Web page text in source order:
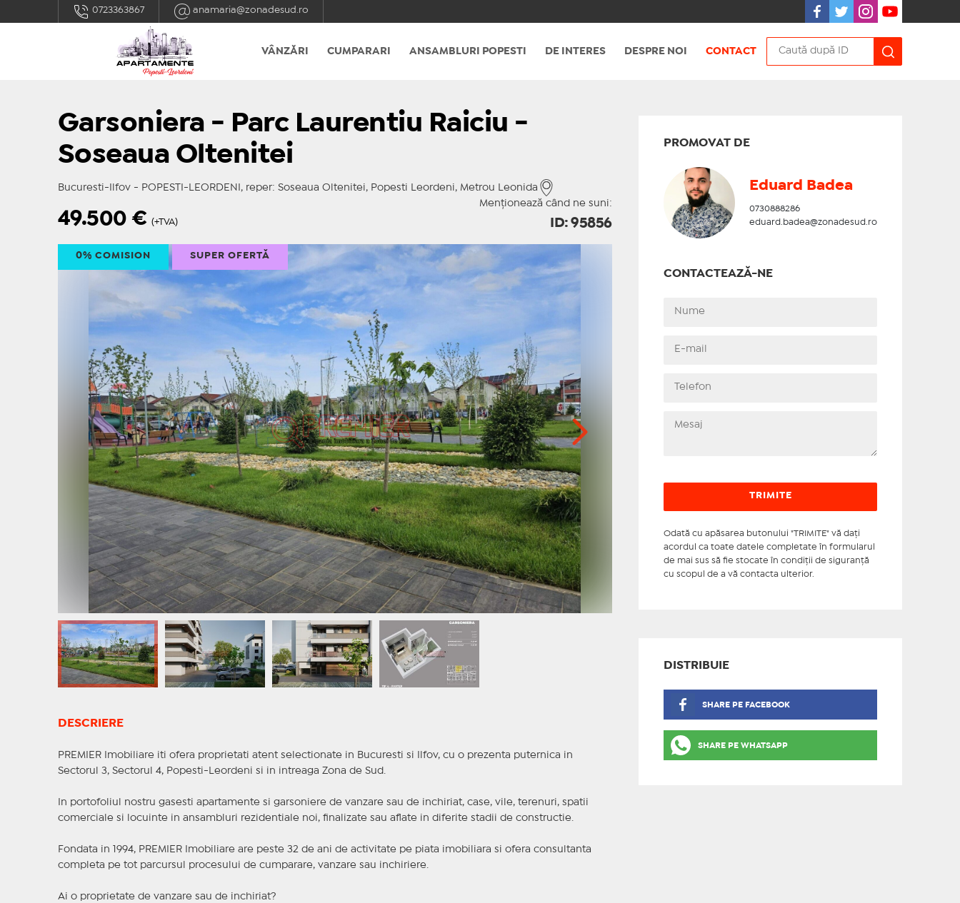
0723363867 anamaria@zonadesud.ro
VÂNZĂRI CUMPARARI ANSAMBLURI POPESTI DE INTERES DESPRE NOI CONTACT
Garsoniera - Parc Laurentiu Raiciu -
Soseaua Oltenitei
Bucuresti-Ilfov - POPESTI-LEORDENI, reper: Soseaua Oltenitei, Popesti Leordeni, Metrou Leonida
Menționează când ne suni:
49.500€ (+TVA) ID: 95856
0% COMISION SUPER OFERTĂ
DESCRIERE
PREMIER Imobiliare iti ofera proprietati atent selectionate in Bucuresti si Ilfov, cu o prezenta puternica in
Sectorul 3, Sectorul 4, Popesti-Leordeni si in intreaga Zona de Sud.
In portofoliul nostru gasesti apartamente si garsoniere de vanzare sau de inchiriat, case, vile, terenuri, spatii
comerciale si locuinte in ansambluri rezidentiale noi, finalizate sau aflate in diferite stadii de constructie.
Fondata in 1994, PREMIER Imobiliare are peste 32 de ani de activitate pe piata imobiliara si ofera consultanta
completa pe tot parcursul procesului de cumparare, vanzare sau inchiriere.
Ai o proprietate de vanzare sau de inchiriat?
PROMOVAT DE
Eduard Badea
0730888286
eduard.badea@zonadesud.ro
CONTACTEAZĂ-NE
Odată cu apăsarea butonului "TRIMITE" vă daţi
acordul ca toate datele completate în formularul
de mai sus să fie stocate în condiţii de siguranţă
cu scopul de a vă contacta ulterior.
DISTRIBUIE
SHARE PE FACEBOOK
SHARE PE WHATSAPP